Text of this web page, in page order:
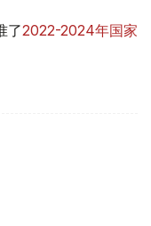
了2022-2024年国家